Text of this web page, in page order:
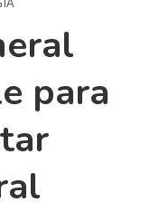
para